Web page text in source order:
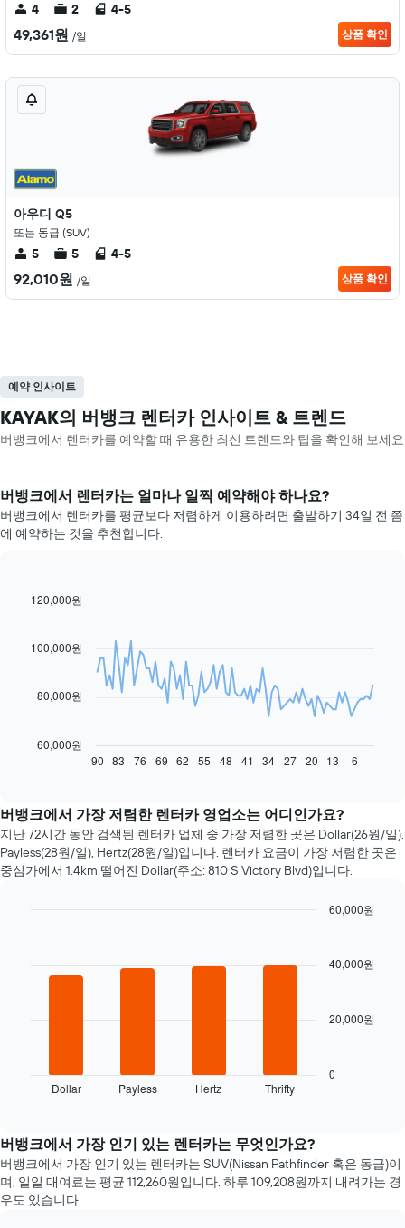
4 2 4-5
49,361원 /일 상품 확인
아우디 Q5
또는 동급 (SUV)
5 5 4-5
92,010원 /일 상품 확인
예약 인사이트
KAYAK의 버뱅크 렌터카 인사이트 & 트렌드
버뱅크​에서 렌터카를 예약할 때 유용한 최신 트렌드와 팁을 확인해 보세요
버뱅크​에서 렌터카는 얼마나 일찍 예약해야 하나요?
버뱅크에서 렌터카를 평균보다 저렴하게 이용하려면 출발하기 34일 전 쯤
에 예약하는 것을 추천합니다.
Line
91
data
약
일
자
에
가
변
하
는
지
보
Chart
60,000원
80,000원
100,000원
120,000원
90 48 6
83 76 69 62 55 41 34 27 20 13
버뱅크에서 가장 저렴한 렌터카 영업소는 어디인가요?
지난 72시간 동안 검색된 렌터카 업체 중 가장 저렴한 곳은 Dollar(26원/일),
Payless(28원/일), Hertz(28원/일)입니다. 렌터카 요금​이 가장 저렴한 곳은
중심가에서 1.4km 떨어진 Dollar(주소: 810 S Victory Blvd)입니다.
72
시
간
동
안
Dollar Payless Hertz Thrifty
0
20,000원
40,000원
60,000원
버뱅크에서 가장 인기 있는 렌터카는 무엇인가요?
버뱅크​에서 가장 인기 있는 렌터카는 SUV(Nissan Pathfinder 혹은 동급)이
며, 일일 대여료는 ​평균 112,260원​입니다. 하루 109,208원​까지 내려가는 경
우도 있습니다.